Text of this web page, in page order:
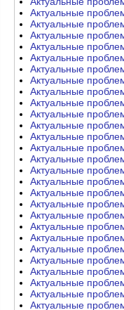
Актуальные
Актуальные
Актуальные
Актуальные
Актуальные
Актуальные
Актуальные
Актуальные
Актуальные
Актуальные
Актуальные
Актуальные
Актуальные
Актуальные
Актуальные
Актуальные
Актуальные
Актуальные
Актуальные
Актуальные
Актуальные
Актуальные
Актуальные
Актуальные
Актуальные
Актуальные
Актуальные